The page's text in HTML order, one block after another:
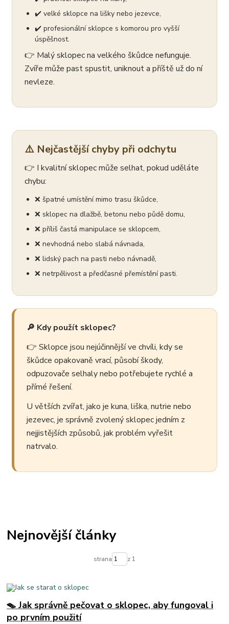
✔️ velké sklopce na lišky nebo jezevce,
✔️ profesionální sklopce s komorou pro vyšší
úspěšnost.
👉 Malý sklopec na velkého škůdce nefunguje.
Zvíře může past spustit, uniknout a příště už do ní
nevleze.
⚠️ Nejčastější chyby při odchytu
👉 I kvalitní sklopec může selhat, pokud uděláte
chybu:
❌ špatné umístění mimo trasu škůdce,
❌ sklopec na dlažbě, betonu nebo půdě domu,
❌ příliš častá manipulace se sklopcem,
❌ nevhodná nebo slabá návnada,
❌ lidský pach na pasti nebo návnadě,
❌ netrpělivost a předčasné přemístění pasti.
🔎 Kdy použít sklopec?
👉 Sklopce jsou nejúčinnější ve chvíli, kdy se
škůdce opakovaně vrací, působí škody,
odpuzovače selhaly nebo potřebujete rychlé a
přímé řešení.
U větších zvířat, jako je kuna, liška, nutrie nebo
jezevec, je správně zvolený sklopec jedním z
nejjistějších způsobů, jak problém vyřešit
natrvalo.
Nejnovější články
strana z 1
🪤 Jak správně pečovat o sklopec, aby fungoval i
po prvním použití